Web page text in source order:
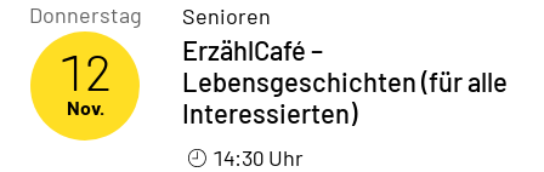
Donnerstag
12
Nov.
ErzählCafé –
Lebensgeschichten (für alle
Interessierten)
Senioren
14:30 Uhr